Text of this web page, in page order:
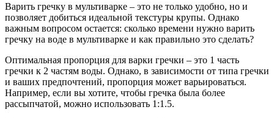
Варить гречку в мультиварке – это не только удобно, но и
позволяет добиться идеальной текстуры крупы. Однако
важным вопросом остается: сколько времени нужно варить
гречку на воде в мультиварке и как правильно это сделать?
Оптимальная пропорция для варки гречки – это 1 часть
гречки к 2 частям воды. Однако, в зависимости от типа гречки
и ваших предпочтений, пропорция может варьироваться.
Например, если вы хотите, чтобы гречка была более
рассыпчатой, можно использовать 1:1.5.